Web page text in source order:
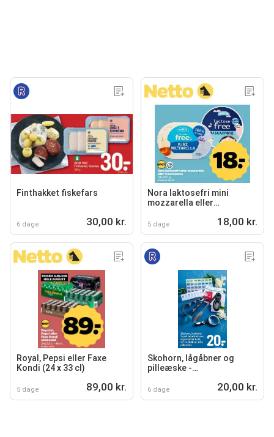
Finthakket fiskefars
6 dage 30,00 kr.
Nora laktosefri mini
mozzarella eller
5 dage 18,00 kr.
Royal, Pepsi eller Faxe
Kondi (24 x 33 cl)
5 dage 89,00 kr.
Skohorn, lågåbner og
pilleæske -
6 dage 20,00 kr.